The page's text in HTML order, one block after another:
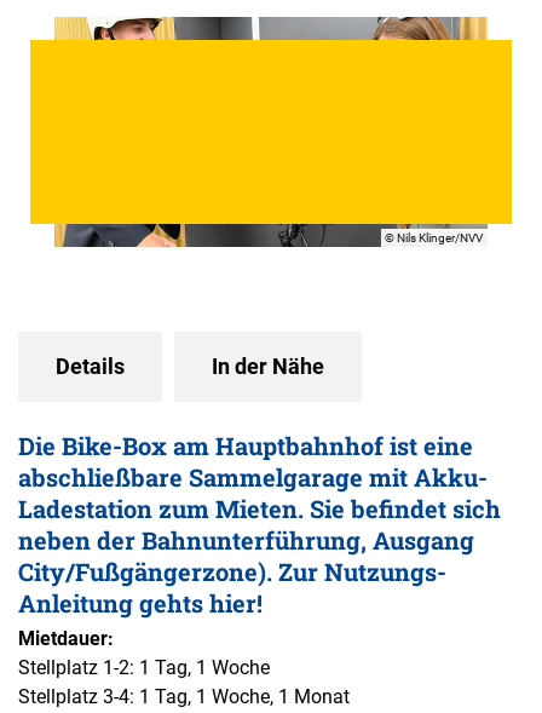
© Nils Klinger/NVV
Details In der Nähe
Die Bike-Box am Hauptbahnhof ist eine
abschließbare Sammelgarage mit Akku-
Ladestation zum Mieten. Sie befindet sich
neben der Bahnunterführung, Ausgang
City/Fußgängerzone). Zur Nutzungs-
Anleitung gehts hier!
Mietdauer:
Stellplatz 1-2: 1 Tag, 1 Woche
Stellplatz 3-4: 1 Tag, 1 Woche, 1 Monat